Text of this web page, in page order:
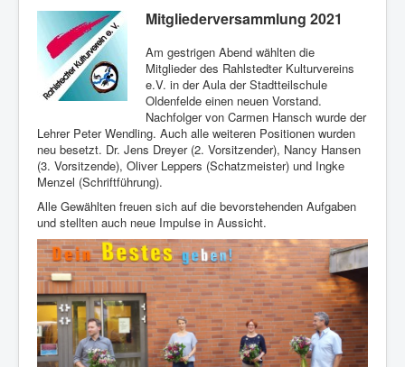
Mitgliederversammlung 2021
Am gestrigen Abend wählten die
Mitglieder des Rahlstedter Kulturvereins
e.V. in der Aula der Stadtteilschule
Oldenfelde einen neuen Vorstand.
Nachfolger von Carmen Hansch wurde der
Lehrer Peter Wendling. Auch alle weiteren Positionen wurden
neu besetzt. Dr. Jens Dreyer (2. Vorsitzender), Nancy Hansen
(3. Vorsitzende), Oliver Leppers (Schatzmeister) und Ingke
Menzel (Schriftführung).
Alle Gewählten freuen sich auf die bevorstehenden Aufgaben
und stellten auch neue Impulse in Aussicht.